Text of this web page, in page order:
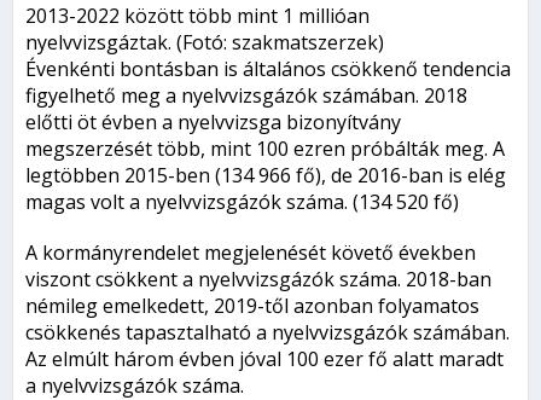
2013-2022 között több mint 1 millióan
nyelvvizsgáztak. (Fotó: szakmatszerzek)
Évenkénti bontásban is általános csökkenő tendencia
figyelhető meg a nyelvvizsgázók számában. 2018
előtti öt évben a nyelvvizsga bizonyítvány
megszerzését több, mint 100 ezren próbálták meg. A
legtöbben 2015-ben (134 966 fő), de 2016-ban is elég
magas volt a nyelvvizsgázók száma. (134 520 fő)
A kormányrendelet megjelenését követő években
viszont csökkent a nyelvvizsgázók száma. 2018-ban
némileg emelkedett, 2019-től azonban folyamatos
csökkenés tapasztalható a nyelvvizsgázók számában.
Az elmúlt három évben jóval 100 ezer fő alatt maradt
a nyelvvizsgázók száma.